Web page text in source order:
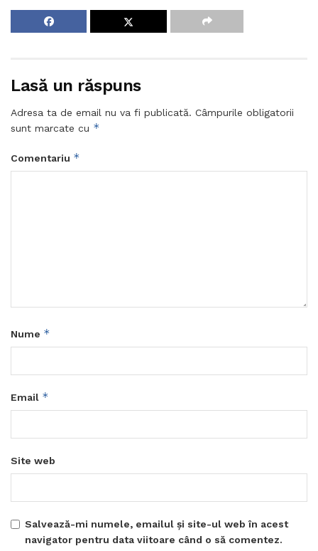
Lasă un răspuns
Adresa ta de email nu va fi publicată. Câmpurile obligatorii
sunt marcate cu *
Comentariu *
Nume *
Email *
Site web
Salvează-mi numele, emailul și site-ul web în acest
navigator pentru data viitoare când o să comentez.